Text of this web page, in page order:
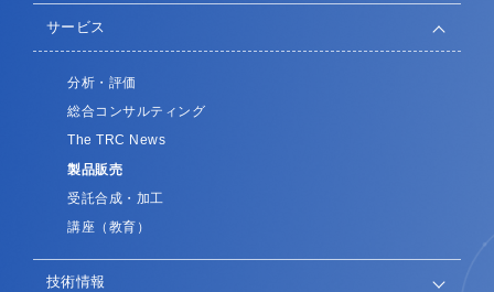
サービス
分析・評価
総合コンサルティング
The TRC News
製品販売
受託合成・加工
講座（教育）
技術情報